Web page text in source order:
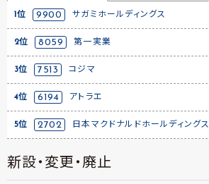
1位 9900 サガミホールディングス
2位 8059 第一実業
3位 7513 コジマ
4位 6194 アトラエ
5位 2702 日本マクドナルドホールディングス
新設・変更・廃止